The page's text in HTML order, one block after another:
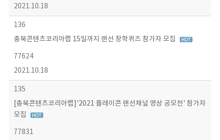
2021.10.18
136
충북콘텐츠코리아랩 15일까지 랜선 장학퀴즈 참가자 모집
77624
2021.10.18
135
[충북콘텐츠코리아랩]'2021 플레이콘 랜선채널 영상 공모전' 참가자
모집
77831